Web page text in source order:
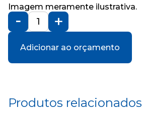
Imagem meramente ilustrativa.
Adicionar ao orçamento
Produtos relacionados